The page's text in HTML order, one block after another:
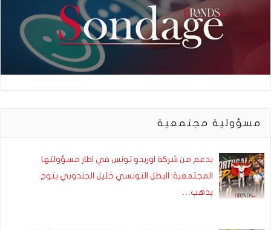
مسؤولية مجتمعية
بدعم من شركة اوريدو تونس في اطار مسؤولتها
المجتمعية: البطل التونسي خليل الجندوبي يتوج
بذهب…